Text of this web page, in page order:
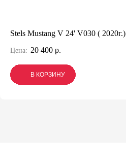
Stels Mustang V 24' V030 ( 2020г.)
Цена: 20 400 р.
В КОРЗИНУ
В КОРЗИНУ
В КОРЗИНУ